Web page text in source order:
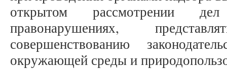
открытом рассмотрении
правонарушениях,
совершенствованию
окружающей среды и